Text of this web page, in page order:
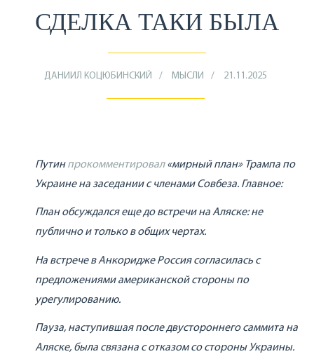
СДЕЛКА ТАКИ БЫЛА
ДАНИИЛ КОЦЮБИНСКИЙ МЫСЛИ 21.11.2025
Путинпрокомментировал«мирный план» Трампа по
Украине на заседании с членами Совбеза. Главное:
План обсуждался еще до встречи на Аляске: не
публично и только в общих чертах.
На встрече в Анкоридже Россия согласилась с
предложениями американской стороны по
урегулированию.
Пауза, наступившая после двустороннего саммита на
Аляске, была связана с отказом со стороны Украины.